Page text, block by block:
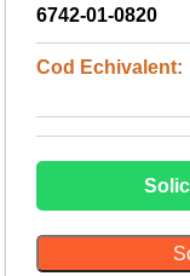
6742-01-0820
Cod Echivalent: